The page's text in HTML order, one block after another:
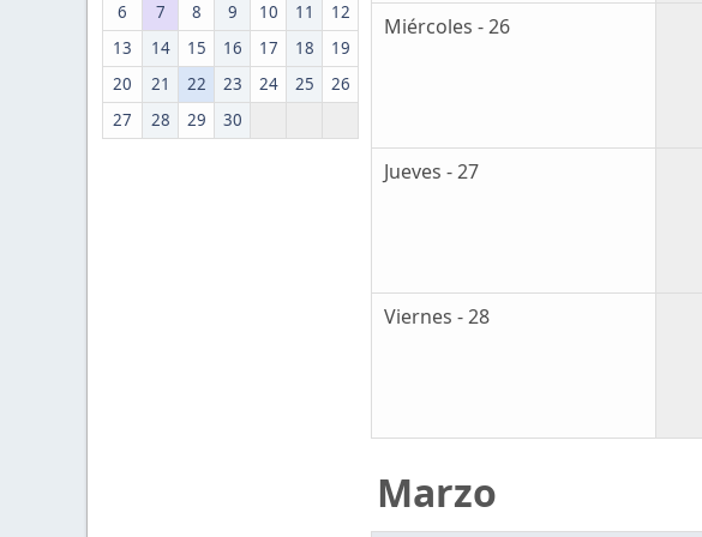
6
7 8 9 10 11
12
13
14 15 16 17 18
19
20
21 22 23 24 25
26
27
28 29 30
Miércoles - 26
Jueves - 27
Viernes - 28
Marzo